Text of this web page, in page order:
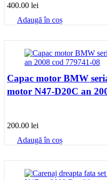
400.00 lei
Adaugă în coș
Capac motor BMW
motor N47-D20C an
200.00 lei
Adaugă în coș